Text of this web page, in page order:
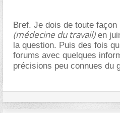
Bref. Je dois de toute façon
(médecine du travail)en
la question. Puis des fois
forums avec quelques
précisions peu connues du